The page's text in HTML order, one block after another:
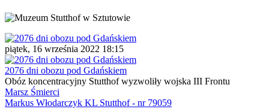
piątek, 16 września 2022 18:15
2076 dni obozu pod Gdańskiem
Obóz koncentracyjny Stutthof wyzwoliły wojska III Frontu
Marsz Śmierci
Markus Włodarczyk KL Stutthof - nr 79059